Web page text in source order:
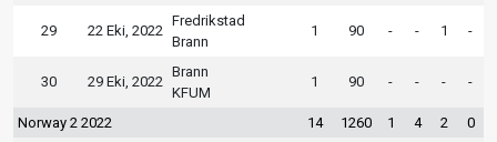
29 22 Eki, 2022
Fredrikstad
Brann
1 90 - - 1 -
30 29 Eki, 2022
Brann
KFUM
1 90 - - - -
Norway 2 2022 14 1260 1 4 2 0